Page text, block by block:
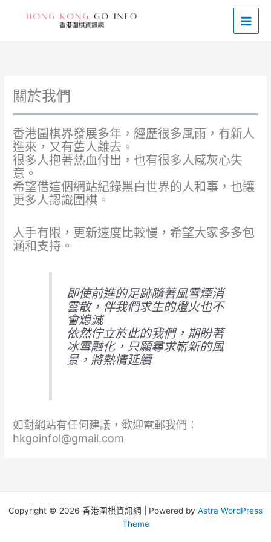
關於我們
香港圍棋界發展多年，經歷很多風雨，有新人
進來，又有舊人離去。
很多人抱著熱血付出，也有很多人感灰心失
意。
希望借這個網站紀錄黑白世界的人和事，也讓
更多人認識圍棋。
人手有限，更新速度比較慢，希望大家多多包
涵和支持。
即使前進的足跡隨著風雪煙消
雲散，伴我們求生的燈火也不
會熄滅
依然佇立於此的我們，期盼著
冰雪融化，只願尋求嶄新的風
景，將熱情延續
如對網站有任何建議，歡迎電郵我們︰
hkgoinfol@gmail.com
Copyright © 2026 香港圍棋資訊網 | Powered by Astra WordPress
Theme